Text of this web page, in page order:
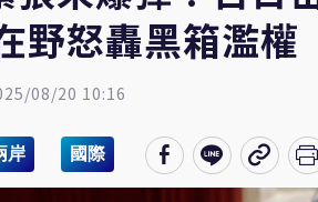
野怒轟黑箱濫權
08/20 10:16
岸 國際